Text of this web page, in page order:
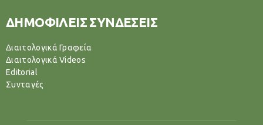
ΔΗΜΟΦΙΛΕΙΣ ΣΥΝΔΕΣΕΙΣ
Διαιτολογικά Γραφεία
Διαιτολογικά Videos
Editorial
Συνταγές